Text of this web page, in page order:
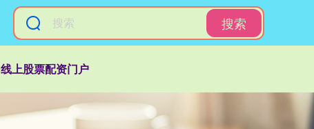
搜索
线上股票配资门户